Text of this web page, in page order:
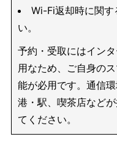
Wi-Fi返却時に関す
い。
予約・受取にはイン
用なため、ご自身の
能が必用です。通信
港・駅、喫茶店など
てください。